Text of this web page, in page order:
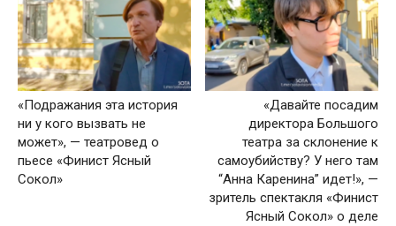
«Подражания эта история
ни у кого вызвать не
может», — театровед о
пьесе «Финист Ясный
Сокол»
«Давайте посадим
директора Большого
театра за склонение к
самоубийству? У него там
“Анна Каренина” идет!», —
зритель спектакля «Финист
Ясный Сокол» о деле